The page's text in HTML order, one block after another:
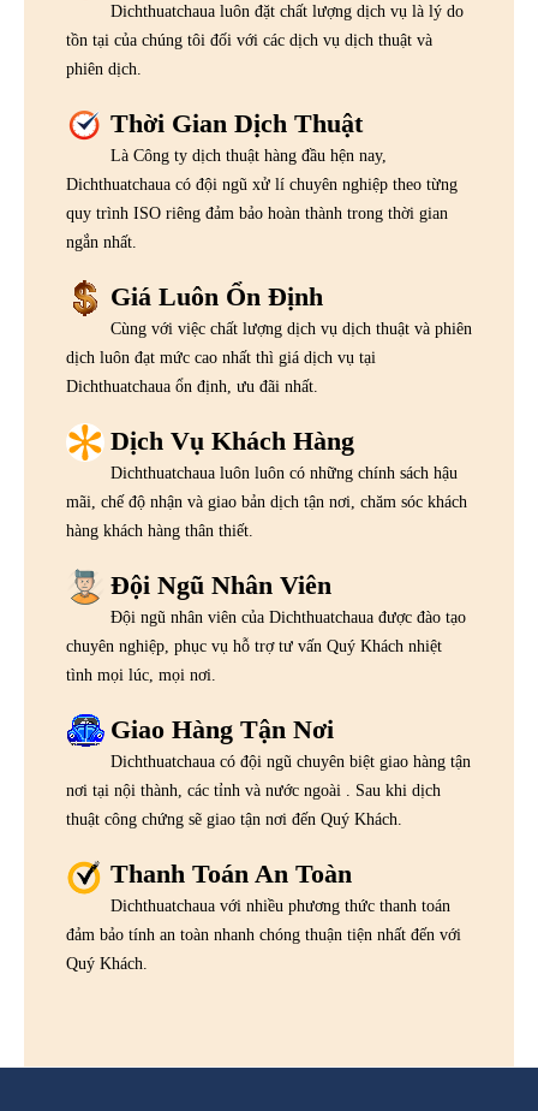
Dichthuatchaua luôn đặt chất lượng dịch vụ là lý do
tồn tại của chúng tôi đối với các dịch vụ dịch thuật và
phiên dịch.
Thời Gian Dịch Thuật
Là Công ty dịch thuật hàng đầu hện nay,
Dichthuatchaua có đội ngũ xử lí chuyên nghiệp theo từng
quy trình ISO riêng đảm bảo hoàn thành trong thời gian
ngắn nhất.
Giá Luôn Ổn Định
Cùng với việc chất lượng dịch vụ dịch thuật và phiên
dịch luôn đạt mức cao nhất thì giá dịch vụ tại
Dichthuatchaua ổn định, ưu đãi nhất.
Dịch Vụ Khách Hàng
Dichthuatchaua luôn luôn có những chính sách hậu
mãi, chế độ nhận và giao bản dịch tận nơi, chăm sóc khách
hàng khách hàng thân thiết.
Đội Ngũ Nhân Viên
Đội ngũ nhân viên của Dichthuatchaua được đào tạo
chuyên nghiệp, phục vụ hỗ trợ tư vấn Quý Khách nhiệt
tình mọi lúc, mọi nơi.
Giao Hàng Tận Nơi
Dichthuatchaua có đội ngũ chuyên biệt giao hàng tận
nơi tại nội thành, các tỉnh và nước ngoài . Sau khi dịch
thuật công chứng sẽ giao tận nơi đến Quý Khách.
Thanh Toán An Toàn
Dichthuatchaua với nhiều phương thức thanh toán
đảm bảo tính an toàn nhanh chóng thuận tiện nhất đến với
Quý Khách.